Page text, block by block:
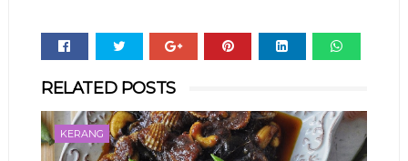
RELATED POSTS
KERANG